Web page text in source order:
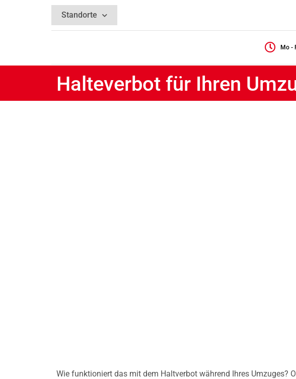
Standorte
Mo -
Halteverbot für Ihren
Wie funktioniert das mit dem Haltverbot während Ihres Umzuges?